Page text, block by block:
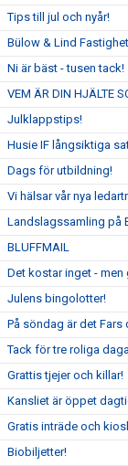
Tips till jul och nyår!
Bülow & Lind
Ni är bäst - tusen tack!
VEM ÄR DIN HJÄLTE
Julklappstips!
Husie IF långsiktiga
Dags för utbildning!
Vi hälsar vår nya
Landslagssamling på
BLUFFMAIL
Det kostar inget -
Julens bingolotter!
På söndag är det Fars
Tack för tre roliga
Grattis tjejer och killar!
Kansliet är öppet
Gratis inträde och
Biobiljetter!